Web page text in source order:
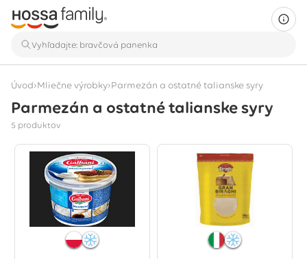
Úvod›Mliečne výrobky›Parmezán a ostatné talianske syry
Parmezán a ostatné talianske syry
5 produktov